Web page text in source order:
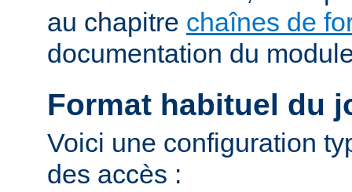
au chapitre chaînes de
documentation du
Format habituel du
Voici une configuration
des accès :